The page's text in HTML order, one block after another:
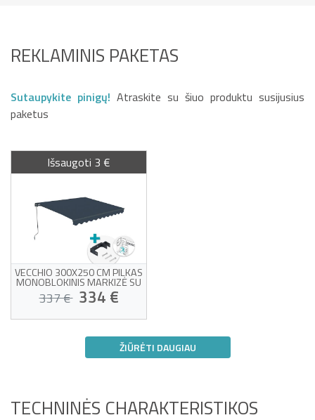
REKLAMINIS PAKETAS
Sutaupykite pinigų! Atraskite su šiuo produktu susijusius
paketus
Išsaugoti 3 €
VECCHIO 300X250 CM PILKAS
MONOBLOKINIS MARKIZĖ SU
LUBŲ TVIRTINIMU
337 € 334 €
tvirtinimu prie lubų
Aukštos kokybės 320
g/m² pilkas audinys
uždaryti
Jūsų namuose nuo 24/08!
ŽIŪRĖTI DAUGIAU
TECHNINĖS CHARAKTERISTIKOS